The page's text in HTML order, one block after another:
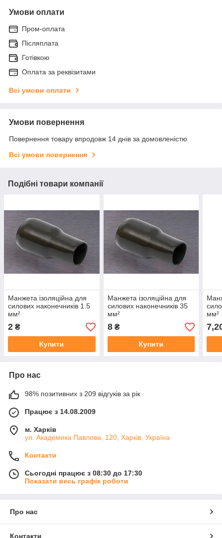
Умови оплати
Пром-оплата
Післяплата
Готівкою
Оплата за реквізитами
Всі умови оплати
Умови повернення
Повернення товару впродовж 14 днів за домовленістю
Всі умови повернення
Подібні товари компанії
Манжета ізоляційна для
силових наконечників 1.5
мм²
2 ₴
Купити
Манжета ізоляційна для
силових наконечників 35
мм²
8₴
Купити
мм²
Про нас
98% позитивних з 209 відгуків за рік
Працює з 14.08.2009
м. Харків
ул. Академика Павлова, 120, Харків, Україна
Контакти
Сьогодні працює з 08:30 до 17:30
Показати весь графік роботи
Про нас
Контакти